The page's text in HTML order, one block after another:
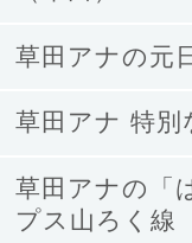
草田アナの元
草田アナ 特別
草田アナの「
プス山ろく線